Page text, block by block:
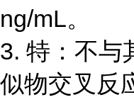
ng/mL。
3. 特：不与
似物交叉反